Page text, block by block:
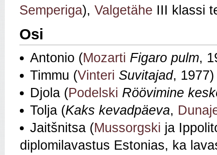
Semperiga), Valgetähe III klassi
Osi
Antonio (Mozarti Figaro pulm,
Timmu (Vinteri Suvitajad, 1977)
Djola (Podelski Röövimine
Tolja (Kaks kevadpäeva,
Jaitšnitsa (Mussorgski ja
diplomilavastus Estonias, ka